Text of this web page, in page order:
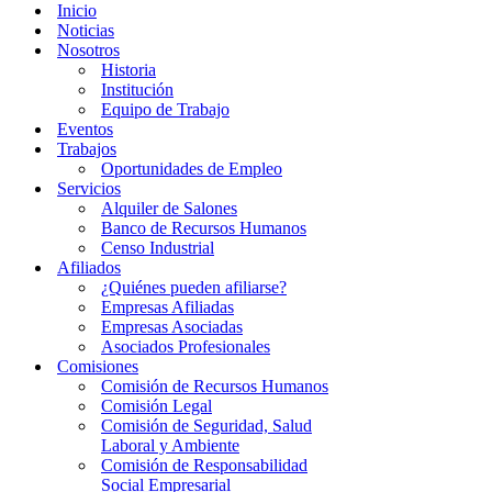
Inicio
Noticias
Nosotros
Historia
Institución
Equipo de Trabajo
Eventos
Trabajos
Oportunidades de Empleo
Servicios
Alquiler de Salones
Banco de Recursos Humanos
Censo Industrial
Afiliados
¿Quiénes pueden afiliarse?
Empresas Afiliadas
Empresas Asociadas
Asociados Profesionales
Comisiones
Comisión de Recursos Humanos
Comisión Legal
Comisión de Seguridad, Salud
Laboral y Ambiente
Comisión de Responsabilidad
Social Empresarial